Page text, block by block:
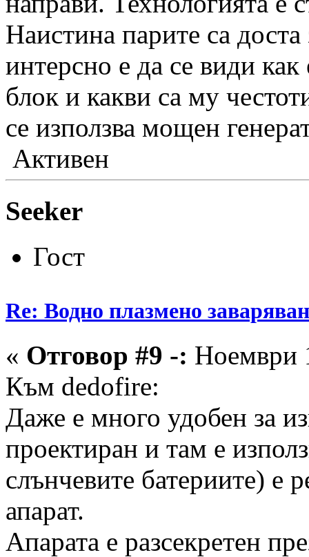
Наистина парите са
интерсно е да се види
блок и какви са му
се използва мощен
Активен
Seeker
Гост
Re: Водно плазмено
« Отговор #9 -: Ноември
Към dedofire:
Даже е много удобен за
проектиран и там е
слънчевите батериите) е
апарат.
Апарата е разсекретен